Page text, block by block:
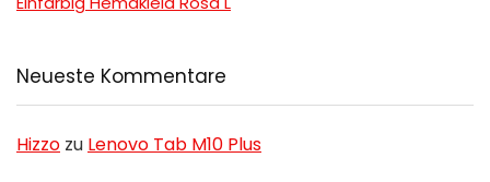
Neueste Kommentare
Hizzo zu Lenovo Tab M10 Plus